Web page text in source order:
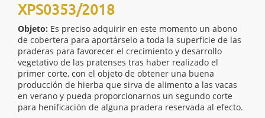
XPS0353/2018
Objeto: Es preciso adquirir en este momento un abono
de cobertera para aportárselo a toda la superficie de las
praderas para favorecer el crecimiento y desarrollo
vegetativo de las pratenses tras haber realizado el
primer corte, con el objeto de obtener una buena
producción de hierba que sirva de alimento a las vacas
en verano y pueda proporcionarnos un segundo corte
para henificación de alguna pradera reservada al efecto.